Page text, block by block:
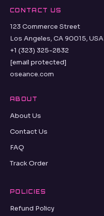
CONTACT US
123 Commerce Street
Los Angeles, CA 90015, USA
+1 (323) 325-2832
[email protected]
oseance.com
ABOUT
About Us
Contact Us
FAQ
Track Order
POLICIES
Refund Policy